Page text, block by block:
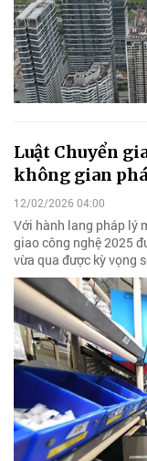
Luật Chuyển
không gian
12/02/2026 04:00
Với hành lang pháp lý
giao công nghệ 2025
vừa qua được kỳ vọng